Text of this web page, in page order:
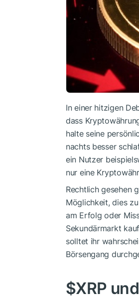
In einer hitzigen
dass
halte seine
nachts besser
ein Nutzer
nur eine
Rechtlich gesehen
Möglichkeit, dies
am Erfolg oder
Sekundärmarkt
solltet ihr
Börsengang
$XRP